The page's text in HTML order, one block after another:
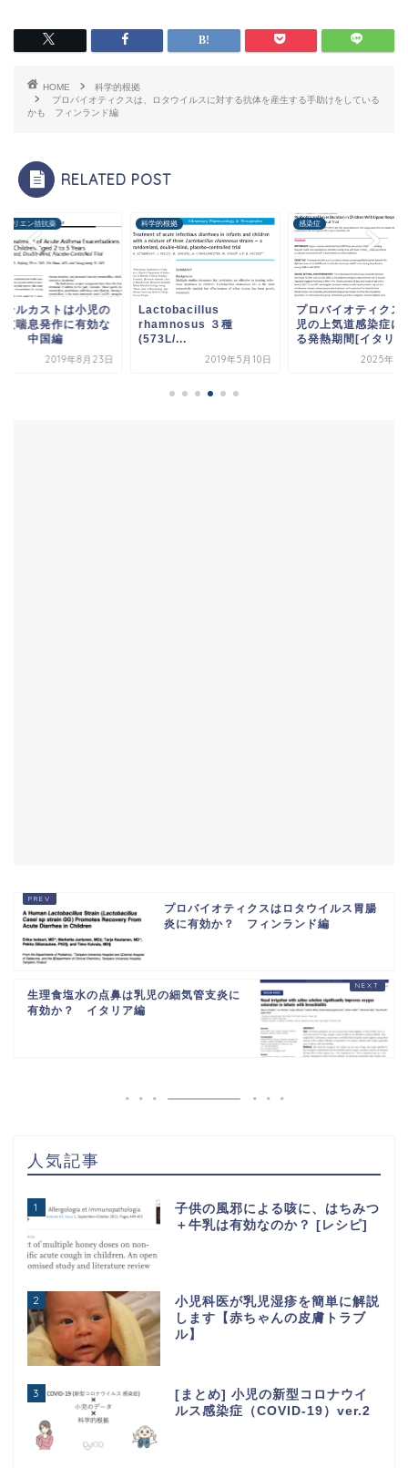
HOME
科学的根拠
プロバイオティクスは、ロタウイルスに対する抗体を産生する手助けをしている
かも フィンランド編
RELATED POST
トリエン拮抗薬
テルカストは小児の
支喘息発作に有効な
？ 中国編
2019年8月23日
科学的根拠
Lactobacillus
rhamnosus ３種
(573L/...
2019年5月10日
感染症
プロバイオティクス
児の上気道感染症に
る発熱期間[イタリ
2025年3
プロバイオティクスはロタウイルス胃腸
炎に有効か？ フィンランド編
生理食塩水の点鼻は乳児の細気管支炎に
有効か？ イタリア編
人気記事
1
子供の風邪による咳に、はちみつ
＋牛乳は有効なのか？ [レシピ]
2
小児科医が乳児湿疹を簡単に解説
します【赤ちゃんの皮膚トラブ
ル】
3
[まとめ] 小児の新型コロナウイ
ルス感染症（COVID-19）ver.2